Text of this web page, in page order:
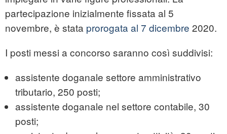
partecipazione inizialmente fissata al 5
novembre, è stata prorogata al 7 dicembre 2020.
I posti messi a concorso saranno così suddivisi:
assistente doganale settore amministrativo
tributario, 250 posti;
assistente doganale nel settore contabile, 30
posti;